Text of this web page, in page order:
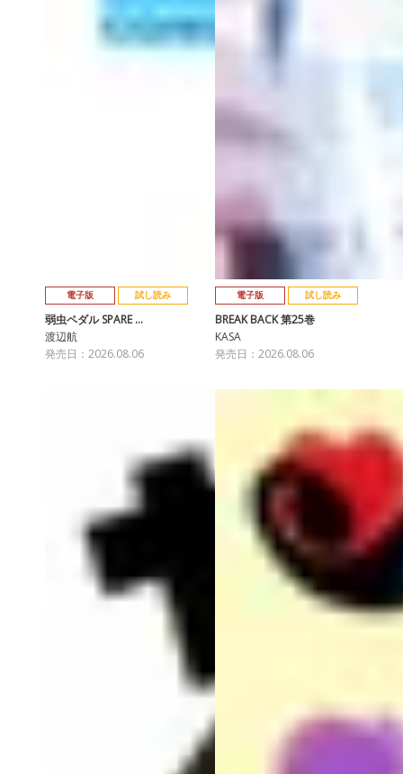
電子版 試し読み
弱虫ペダル SPARE …
渡辺航
発売日：2026.08.06
電子版 試し読み
BREAK BACK 第25巻
KASA
発売日：2026.08.06